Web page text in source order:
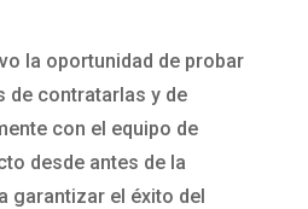
la oportunidad de probar
de contratarlas y de
con el equipo de
desde antes de la
garantizar el éxito del